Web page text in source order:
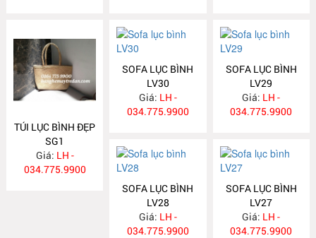
TÚI LỤC BÌNH ĐẸP
SG1
Giá: LH -
034.775.9900
SOFA LỤC BÌNH
LV30
Giá: LH -
034.775.9900
SOFA LỤC BÌNH
LV29
Giá: LH -
034.775.9900
SOFA LỤC BÌNH
LV28
Giá: LH -
034.775.9900
SOFA LỤC BÌNH
LV27
Giá: LH -
034.775.9900